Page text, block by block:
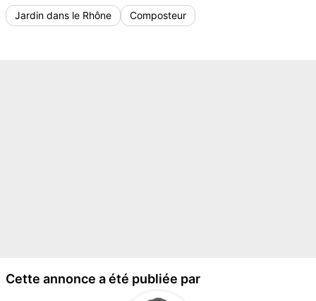
Jardin dans le Rhône Composteur
Cette annonce a été publiée par